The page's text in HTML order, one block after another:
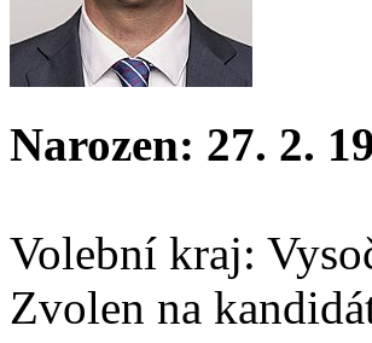
Narozen: 27. 2.
Volební kraj:
Zvolen na